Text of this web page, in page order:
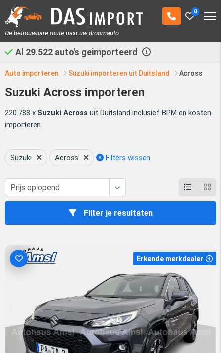
0
De betrouwbare route naar uw droomauto
Al 29.522 auto's geimporteerd
Auto importeren Suzuki importeren uit Duitsland Across
Suzuki Across importeren
220.788 x Suzuki Across uit Duitsland inclusief BPM en kosten
importeren.
Suzuki Across Filters wissen
Filter je resultaten
Erkende merkdealer